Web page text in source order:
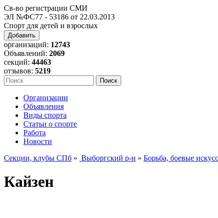
Св-во регистрации СМИ
ЭЛ №ФС77 - 53186 от 22.03.2013
Спорт для детей и взрослых
Добавить
организаций: 12743
Объявлений: 2069
секций: 44463
отзывов: 5219
Организации
Объявления
Виды спорта
Статьи о спорте
Работа
Новости
Секции, клубы СПб » Выборгский р-н » Борьба, боевые
Кайзен